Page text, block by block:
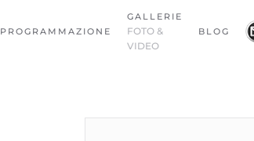
PROGRAMMAZIONE
GALLERIE
FOTO &
VIDEO
BLOG